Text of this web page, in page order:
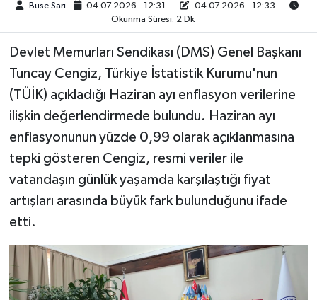
Buse Sarı 04.07.2026 - 12:31
04.07.2026 - 12:33
Okunma Süresi: 2 Dk
Devlet Memurları Sendikası (DMS) Genel Başkanı
Tuncay Cengiz, Türkiye İstatistik Kurumu'nun
(TÜİK) açıkladığı Haziran ayı enflasyon verilerine
ilişkin değerlendirmede bulundu. Haziran ayı
enflasyonunun yüzde 0,99 olarak açıklanmasına
tepki gösteren Cengiz, resmi veriler ile
vatandaşın günlük yaşamda karşılaştığı fiyat
artışları arasında büyük fark bulunduğunu ifade
etti.